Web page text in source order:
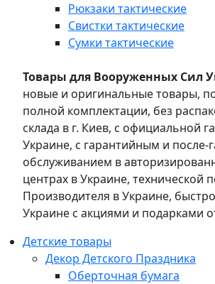
Рюкзаки тактические
Свистки тактические
Сумки тактические
Товары для Вооруженных Сил
новые и оригинальные товары,
полной комплектации, без
склада в г. Киев, с официальной
Украине, с гарантийным и после-
обслуживанием в
центрах в Украине, технической
Производителя в Украине,
Украине с акциями и подарками
Детские товары
Декор Детского Праздника
Оберточная бумага